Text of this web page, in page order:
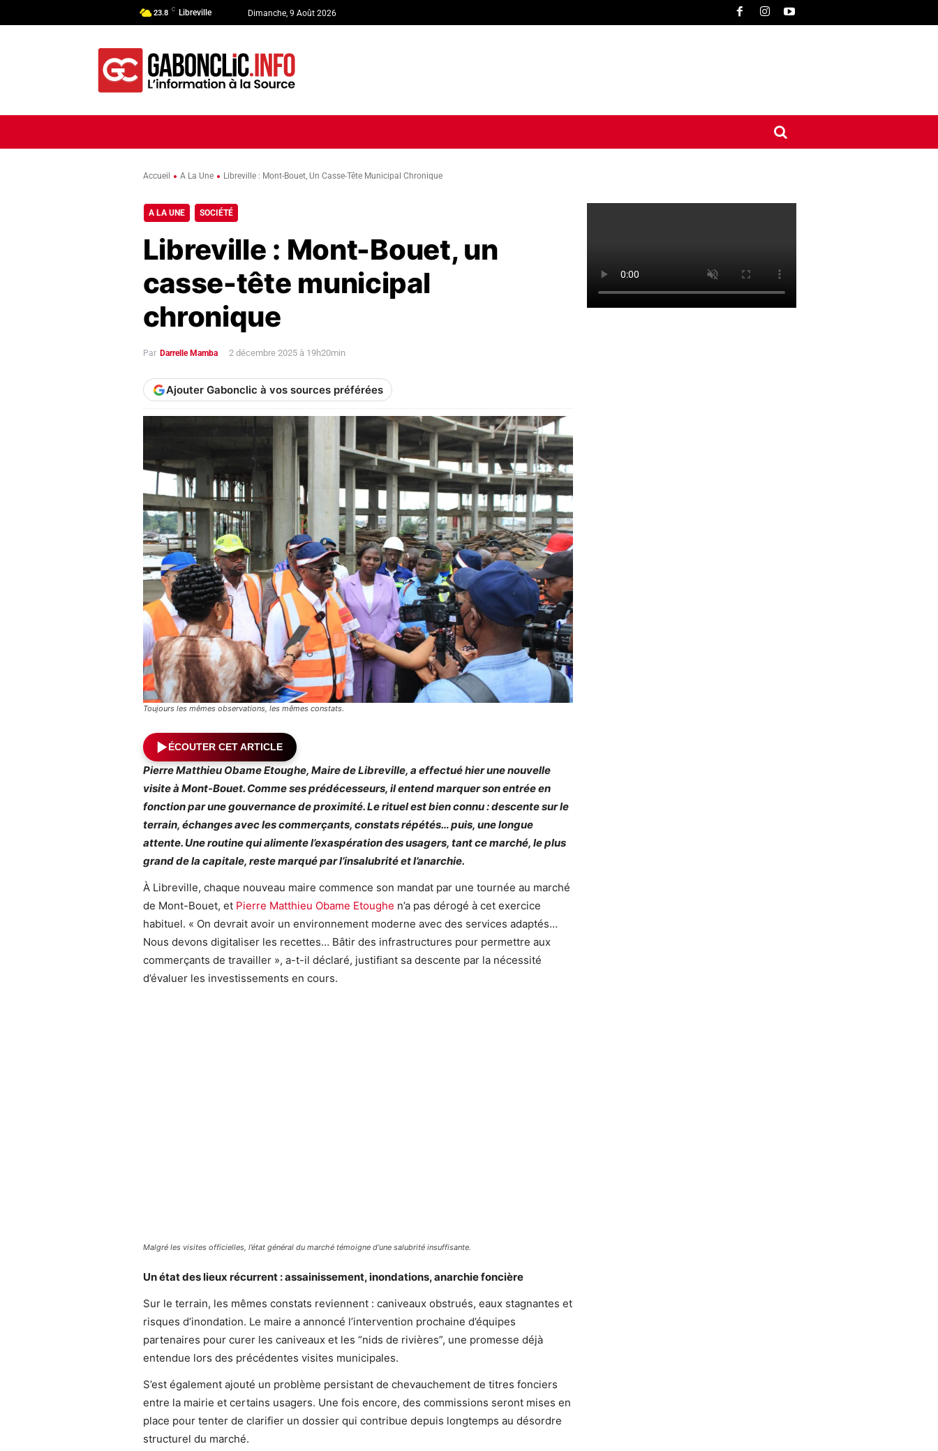
23.8 C Libreville Dimanche, 9 Août 2026
CONTACT
Accueil A La Une Libreville : Mont-Bouet, Un Casse-Tête Municipal Chronique
A LA UNE SOCIÉTÉ
Libreville : Mont-Bouet, un
casse-tête municipal
chronique
Par Darrelle Mamba 2 décembre 2025 à 19h20min
Ajouter Gabonclic à vos sources préférées
Toujours les mêmes observations, les mêmes constats.
ÉCOUTER CET ARTICLE
Pierre Matthieu Obame Etoughe, Maire de Libreville, a effectué hier une nouvelle
visite à Mont-Bouet. Comme ses prédécesseurs, il entend marquer son entrée en
fonction par une gouvernance de proximité. Le rituel est bien connu : descente sur le
terrain, échanges avec les commerçants, constats répétés… puis, une longue
attente. Une routine qui alimente l’exaspération des usagers, tant ce marché, le plus
grand de la capitale, reste marqué par l’insalubrité et l’anarchie.
À Libreville, chaque nouveau maire commence son mandat par une tournée au marché
de Mont-Bouet, et Pierre Matthieu Obame Etoughe n’a pas dérogé à cet exercice
habituel. « On devrait avoir un environnement moderne avec des services adaptés…
Nous devons digitaliser les recettes… Bâtir des infrastructures pour permettre aux
commerçants de travailler », a-t-il déclaré, justifiant sa descente par la nécessité
d’évaluer les investissements en cours.
Malgré les visites officielles, l’état général du marché témoigne d’une salubrité insuffisante.
Un état des lieux récurrent : assainissement, inondations, anarchie foncière
Sur le terrain, les mêmes constats reviennent : caniveaux obstrués, eaux stagnantes et
risques d’inondation. Le maire a annoncé l’intervention prochaine d’équipes
partenaires pour curer les caniveaux et les “nids de rivières”, une promesse déjà
entendue lors des précédentes visites municipales.
S’est également ajouté un problème persistant de chevauchement de titres fonciers
entre la mairie et certains usagers. Une fois encore, des commissions seront mises en
place pour tenter de clarifier un dossier qui contribue depuis longtemps au désordre
structurel du marché.